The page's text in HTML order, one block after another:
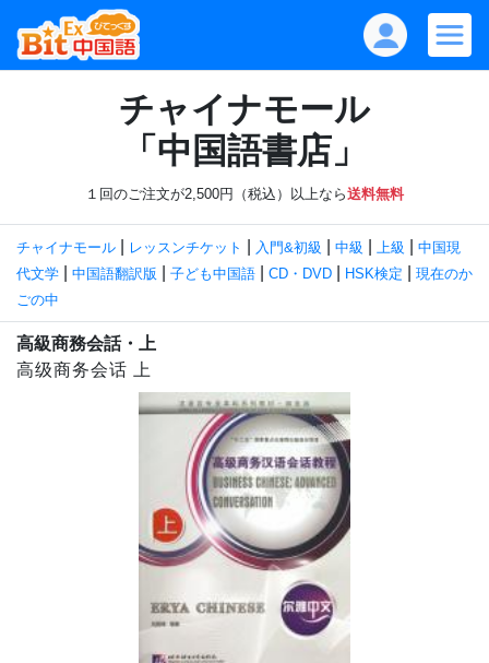
チャイナモール
「中国語書店」
１回のご注文が2,500円（税込）以上なら送料無料
チャイナモール レッスンチケット 入門&初級 中級 上級
中国現
代文学
中国語翻訳版 子ども中国語 CD・DVD HSK検定
現在のか
ごの中
高級商務会話・上
高级商务会话 上